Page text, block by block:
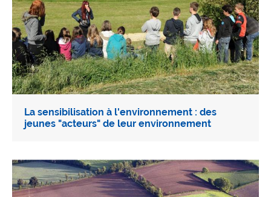
La sensibilisation à l'environnement : des
jeunes "acteurs" de leur environnement